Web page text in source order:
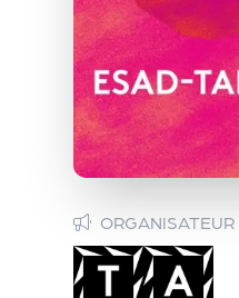
ORGANISATEUR